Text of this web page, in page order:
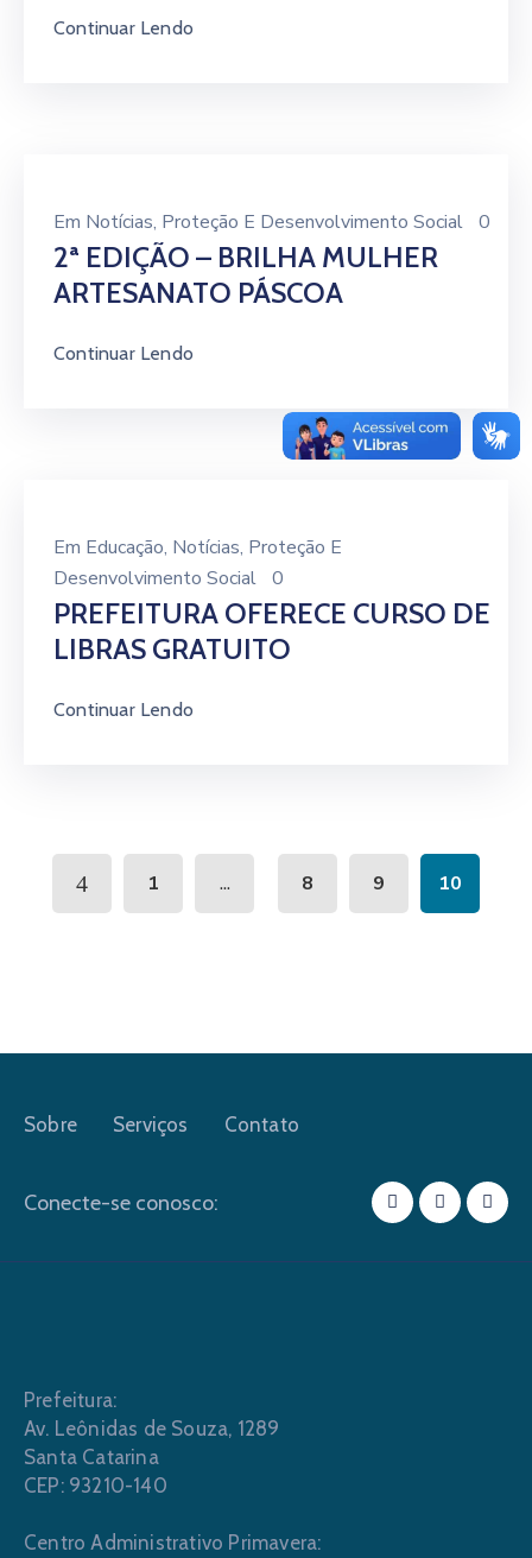
Continuar Lendo
Em Notícias‚ Proteção E Desenvolvimento Social 0
2ª EDIÇÃO – BRILHA MULHER
ARTESANATO PÁSCOA
Continuar Lendo
Em Educação‚ Notícias‚ Proteção E
Desenvolvimento Social 0
PREFEITURA OFERECE CURSO DE
LIBRAS GRATUITO
Continuar Lendo
1 ... 8 9 10
Sobre Serviços Contato
Conecte-se conosco:
Prefeitura:
Av. Leônidas de Souza, 1289
Santa Catarina
CEP: 93210-140
Centro Administrativo Primavera: